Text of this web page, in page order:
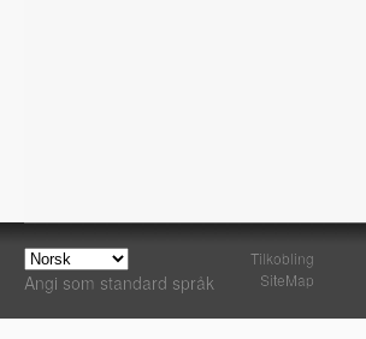
Angi som standard språk
Tilkobling
SiteMap